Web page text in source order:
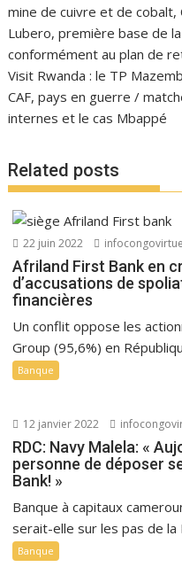
mine de cuivre et de cobalt,
Lubero, première base de
conformément au plan de
Visit Rwanda : le TP
CAF, pays en guerre /
internes et le cas Mbappé
Related posts
22 juin 2022
Afriland First Bank en
d’accusations de
financières
Un conflit oppose les
Group (95,6%) en
Banque
12 janvier 2022
RDC: Navy Malela: «
personne de déposer
Bank! »
Banque à capitaux
serait-elle sur les pas de la
Banque